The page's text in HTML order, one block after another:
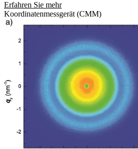
Erfahren Sie mehr
Koordinatenmessgerät (CMM)